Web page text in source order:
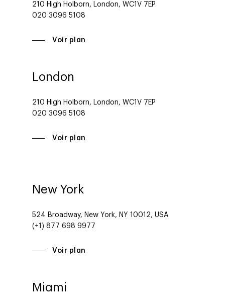
210 High Holborn, London, WC1V 7EP
020 3096 5108
Voir plan
London
210 High Holborn, London, WC1V 7EP
020 3096 5108
Voir plan
New York
524 Broadway, New York, NY 10012, USA
(+1) 877 698 9977
Voir plan
Miami